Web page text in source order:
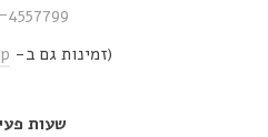
(זמינות גם ב-
שעות